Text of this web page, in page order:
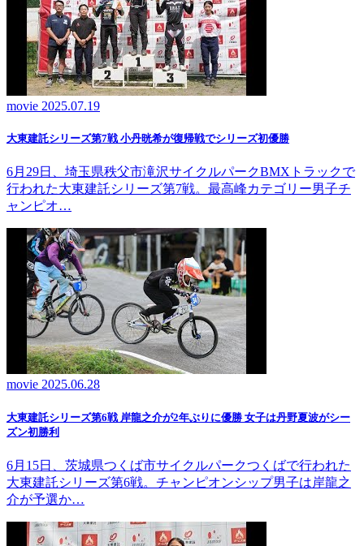
movie 2025.07.19
大東建託シリーズ第7戦 ⼩丹晄希が復帰戦でシリーズ初優勝
6月29日、埼玉県秩父市滝沢サイクルパークBMXトラックで
行われた大東建託シリーズ第7戦。最高峰カテゴリー男子チ
ャンピオ…
movie 2025.06.28
大東建託シリーズ第6戦 岸龍之介が2年ぶりに優勝 女子は丹野夏波がシー
ズン初勝利
6月15日、茨城県つくば市サイクルパークつくばで行われた
大東建託シリーズ第6戦。チャンピオンシップ男子は岸龍之
介が予選か…